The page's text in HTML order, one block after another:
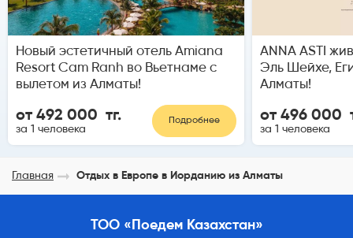
Новый эстетичный отель Amiana
Resort Cam Ranh во Вьетнаме с
вылетом из Алматы!
от 492 000 тг.
за 1 человека
Подробнее
ANNA ASTI
Эль Шейхе,
Алматы!
от 496 000
за 1 человека
Главная Отдых в Европе в Иорданию из Алматы
ТОО «Поедем Казахстан»